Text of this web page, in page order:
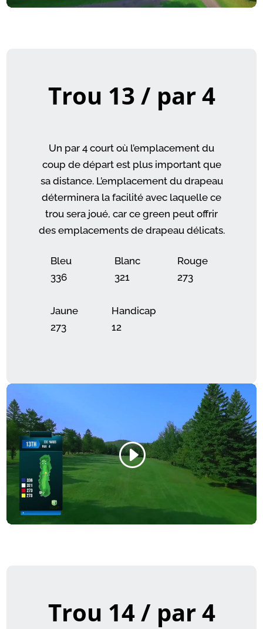
Trou 13 / par 4
Un par 4 court où l’emplacement du
coup de départ est plus important que
sa distance. L’emplacement du drapeau
déterminera la facilité avec laquelle ce
trou sera joué, car ce green peut offrir
des emplacements de drapeau délicats.
Bleu
336
Blanc
321
Rouge
273
Jaune
273
Handicap
12
Trou 14 / par 4